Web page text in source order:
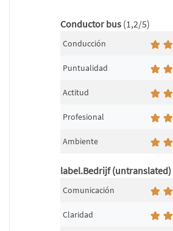
Conductor bus (1,2/5)
Conducción
Puntualidad
Actitud
Profesional
Ambiente
label.Bedrijf (untranslated)
Comunicación
Claridad